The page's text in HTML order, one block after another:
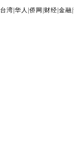
台湾 |华人 |侨网 财经 |金融 |